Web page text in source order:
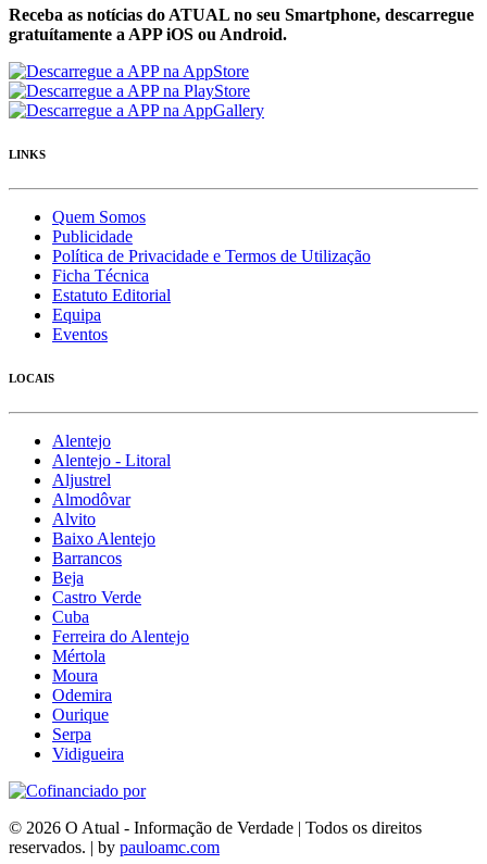
Receba as notícias do ATUAL no seu Smartphone, descarregue
gratuítamente a APP iOS ou Android.
LINKS
Quem Somos
Publicidade
Política de Privacidade e Termos de Utilização
Ficha Técnica
Estatuto Editorial
Equipa
Eventos
LOCAIS
Alentejo
Alentejo - Litoral
Aljustrel
Almodôvar
Alvito
Baixo Alentejo
Barrancos
Beja
Castro Verde
Cuba
Ferreira do Alentejo
Mértola
Moura
Odemira
Ourique
Serpa
Vidigueira
© 2026 O Atual - Informação de Verdade | Todos os direitos
reservados. | by pauloamc.com